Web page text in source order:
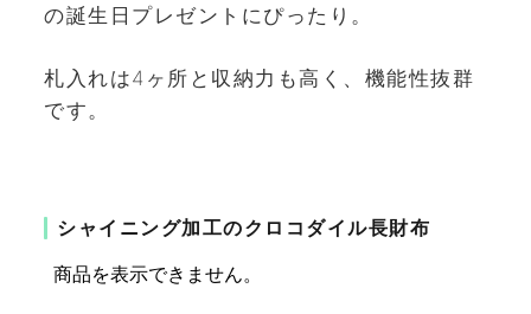
の誕生日プレゼントにぴったり。
札入れは4ヶ所と収納力も高く、機能性抜群
です。
シャイニング加工のクロコダイル長財布